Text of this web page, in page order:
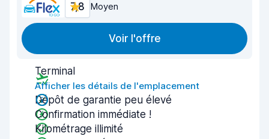
7,8 Moyen
Voir l'offre
Terminal
Afficher les détails de l'emplacement
Dépôt de garantie peu élevé
Confirmation immédiate !
Kilométrage illimité